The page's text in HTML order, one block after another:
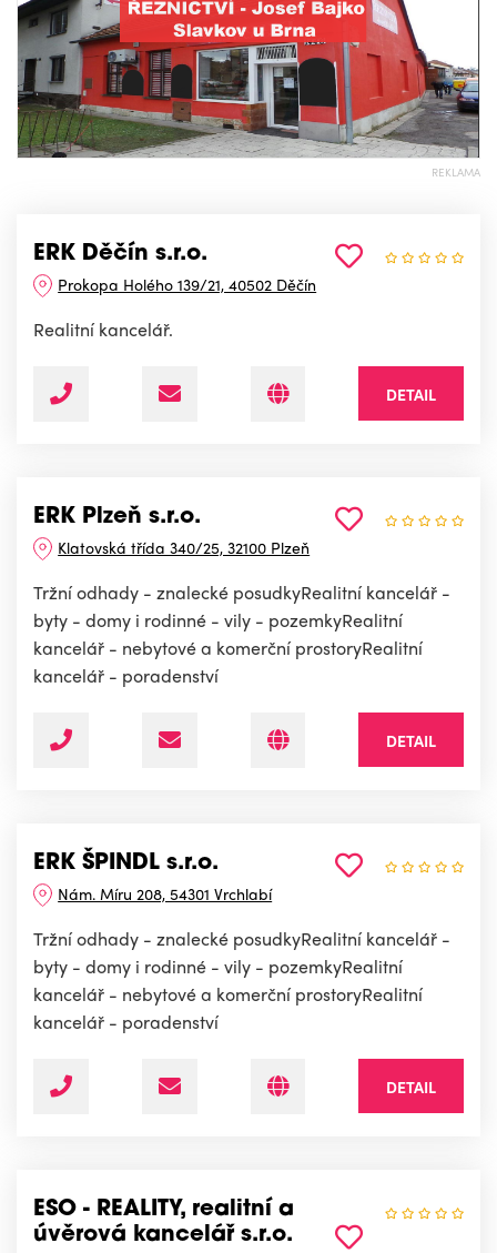
REKLAMA
ERK Děčín s.r.o.
Prokopa Holého 139/21, 40502 Děčín
Realitní kancelář.
DETAIL
ERK Plzeň s.r.o.
Klatovská třída 340/25, 32100 Plzeň
Tržní odhady - znalecké posudkyRealitní kancelář -
byty - domy i rodinné - vily - pozemkyRealitní
kancelář - nebytové a komerční prostoryRealitní
kancelář - poradenství
DETAIL
ERK ŠPINDL s.r.o.
Nám. Míru 208, 54301 Vrchlabí
Tržní odhady - znalecké posudkyRealitní kancelář -
byty - domy i rodinné - vily - pozemkyRealitní
kancelář - nebytové a komerční prostoryRealitní
kancelář - poradenství
DETAIL
ESO - REALITY, realitní a
úvěrová kancelář s.r.o.